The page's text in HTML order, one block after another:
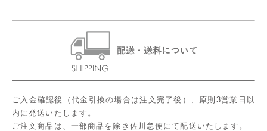
ご入金確認後（代金引換の場合は注文完了後）、原則3営業日以
内に発送いたします。
ご注文商品は、一部商品を除き佐川急便にて配送いたします。